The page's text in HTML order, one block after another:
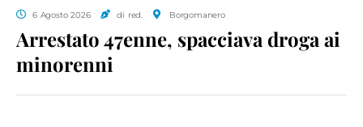
6 Agosto 2026 di red. Borgomanero
Arrestato 47enne, spacciava droga ai
minorenni